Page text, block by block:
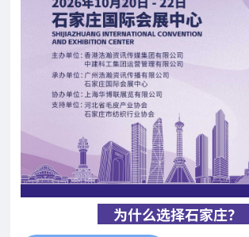
为什么选择石家庄？